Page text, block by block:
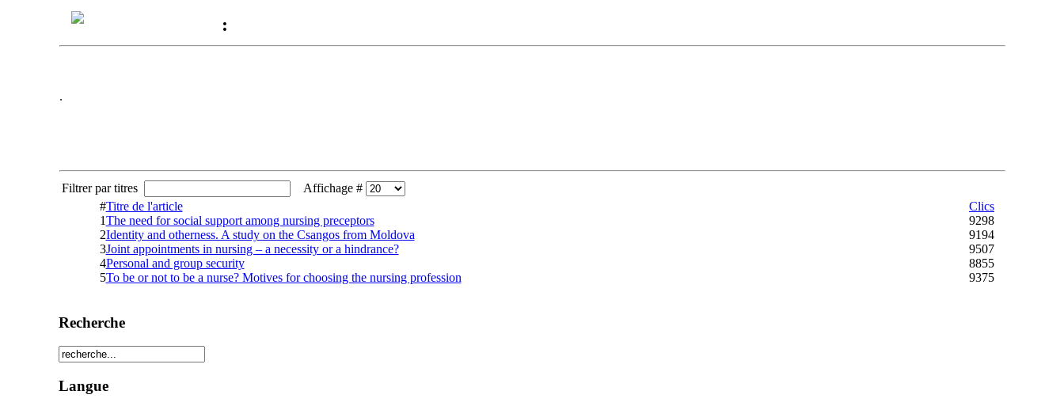
:
.
Filtrer par titres
Affichage #
#Titre de l'article
Clics
1The need for social support among nursing preceptors
9298
2Identity and otherness. A study on the Csangos from Moldova
9194
3Joint appointments in nursing – a necessity or a hindrance?
9507
4Personal and group security
8855
5To be or not to be a nurse? Motives for choosing the nursing profession 9375
Recherche
Langue